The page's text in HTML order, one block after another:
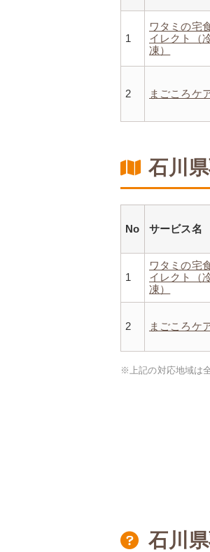
1
ワタミの宅
イレクト（
凍）
2 まごころケ
石川
No サービス名
1
ワタミの宅
イレクト（
凍）
2 まごころケ
※上記の対応地域は
石川